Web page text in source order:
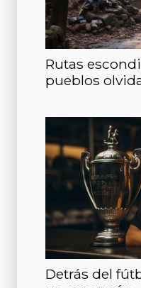
Rutas
pueblos
Detrás del